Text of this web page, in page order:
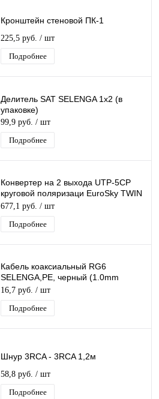
Кронштейн стеновой ПК-1
225,5 руб. / шт
Подробнее
Делитель SAT SELENGA 1x2 (в
упаковке)
99,9 руб. / шт
Подробнее
Конвертер на 2 выхода UTP-5CP
круговой поляризаци EuroSky TWIN
для Триколор/НТВ-Плюс
677,1 руб. / шт
Подробнее
Кабель коаксиальный RG6
SELENGA,PE, черный (1.0mm
CCS+FOAM PE+AL-
FOIL+48X0.12mm AL+6.6mm)
16,7 руб. / шт
Подробнее
Шнур 3RCA - 3RCA 1,2м
58,8 руб. / шт
Подробнее